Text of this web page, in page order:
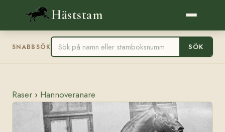
Häststam
SNABBSÖK SÖK
Raser › Hannoveranare